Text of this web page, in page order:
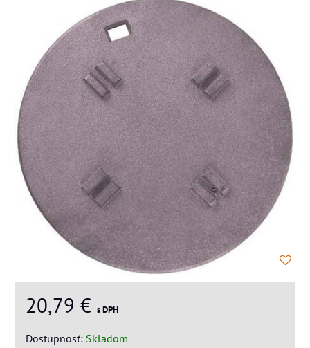
20,79 € s DPH
Dostupnosť: Skladom